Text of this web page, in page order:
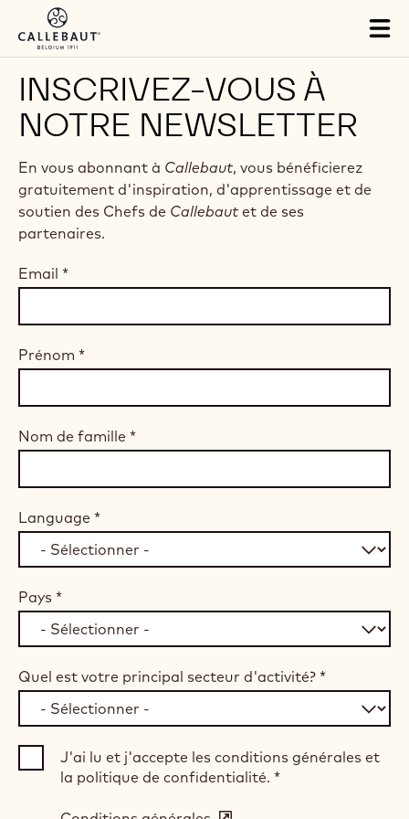
Skip to main content
INSCRIVEZ-VOUS À
NOTRE NEWSLETTER
En vous abonnant à Callebaut, vous bénéficierez
gratuitement d'inspiration, d'apprentissage et de
soutien des Chefs de Callebaut et de ses
partenaires.
Email *
Prénom *
Nom de famille *
Language *
Pays *
Quel est votre principal secteur d'activité? *
J'ai lu et j'accepte les conditions générales et
la politique de confidentialité. *